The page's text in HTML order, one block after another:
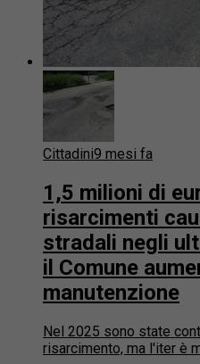
Cittadini9 mesi fa
1,5 milioni di
risarcimenti
stradali negli
il Comune
manutenzione
Nel 2025 sono state
risarcimento, ma l'iter è